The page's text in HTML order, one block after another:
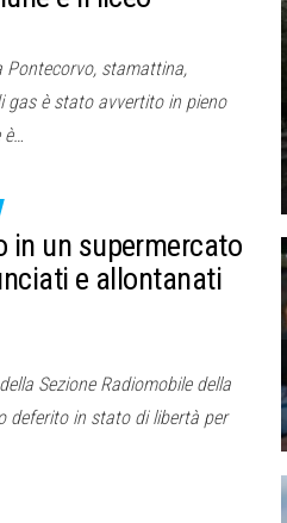
Pontecorvo, stamattina,
gas è stato avvertito in pieno
è…
in un supermercato
e allontanati
Sezione Radiomobile della
deferito in stato di libertà per